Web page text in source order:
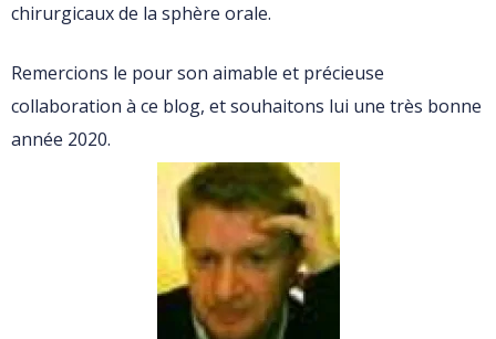
chirurgicaux de la sphère orale.
Remercions le pour son aimable et précieuse
collaboration à ce blog, et souhaitons lui une très bonne
année 2020.